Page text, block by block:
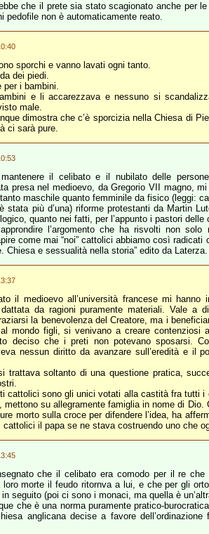
che il prete sia stato scagionato anche per
pedofile non è automaticamente reato.
sporchi e vanno lavati ogni tanto.
dei piedi.
per i bambini.
e li accarezzava e nessuno si
male.
dimostra che c’è sporcizia nella Chiesa di
ci sarà pure.
il celibato e il nubilato delle
presa nel medioevo, da Gregorio VII magno,
maschile quanto femminile da fisico (leggi:
stata più d’una) riforme protestanti da Martin
quanto nei fatti, per l’appunto i pastori
l’argomento che ha risvolti non
come mai “noi” cattolici abbiamo così
Chiesa e sessualità nella storia” edito da
il medioevo all’università francese mi
da ragioni puramente materiali. Vale a
la benevolenza del Creatore, ma i
mondo figli, si venivano a creare contenziosi
deciso che i preti non potevano sposarsi.
nessun diritto da avanzare sull’eredità e il
trattava soltanto di una questione pratica,
cattolici sono gli unici votati alla castità fra tutti
mettono su allegramente famiglia in nome di
morto sulla croce per difendere l’idea, ha
il papa se ne stava costruendo uno che
che il celibato era comodo per il re
loro morte il feudo ritornva a lui, e che per gli
seguito (poi ci sono i monaci, ma quella è
che è una norma puramente pratico-
anglicana decise a favore